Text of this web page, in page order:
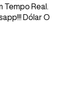
Real.
Dólar O